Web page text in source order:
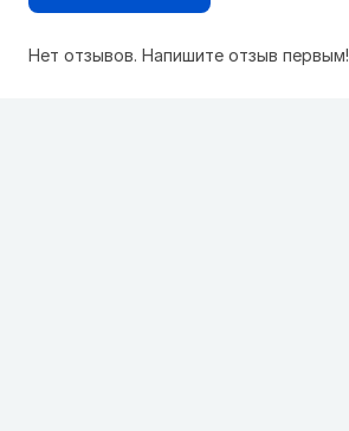
Нет отзывов. Напишите отзыв первым!